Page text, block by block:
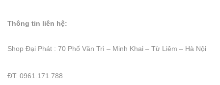
Thông tin liên hệ:
Shop Đại Phát : 70 Phố Văn Trì – Minh Khai – Từ Liêm – Hà Nội
ĐT: 0961.171.788